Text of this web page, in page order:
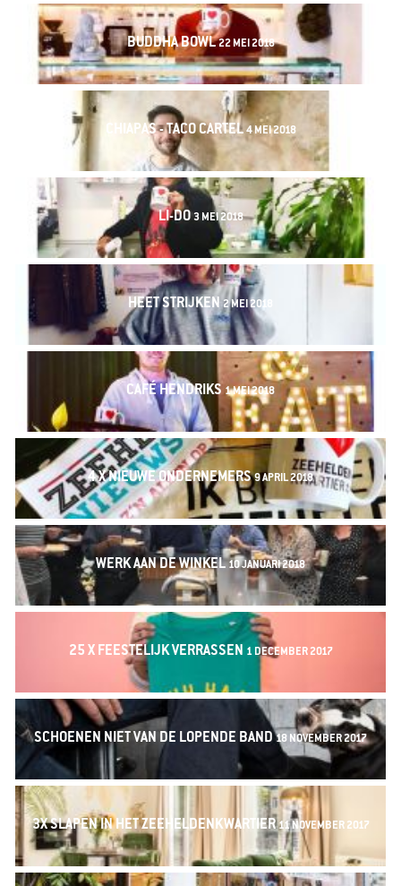
BUDDHA BOWL 22 MEI 2018
CHIAPAS - TACO CARTEL 4 MEI 2018
LI-DO 3 MEI 2018
HEET STRIJKEN 2 MEI 2018
CAFÉ HENDRIKS 1 MEI 2018
4 X NIEUWE ONDERNEMERS 9 APRIL 2018
WERK AAN DE WINKEL 10 JANUARI 2018
25 X FEESTELIJK VERRASSEN 1 DECEMBER 2017
SCHOENEN NIET VAN DE LOPENDE BAND 18 NOVEMBER 2017
3X SLAPEN IN HET ZEEHELDENKWARTIER 11 NOVEMBER 2017